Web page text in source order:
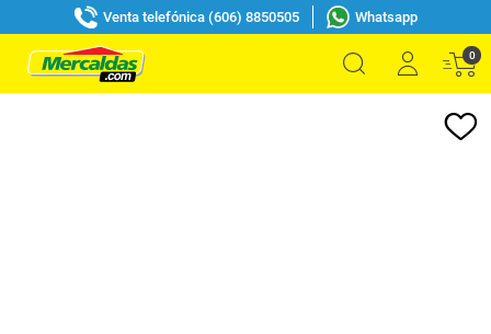
Venta telefónica (606) 8850505 Whatsapp
0